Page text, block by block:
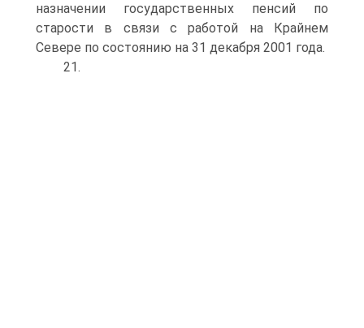
назначении государственных пенсий по
старости в связи с работой на Крайнем
Севере по состоянию на 31 декабря 2001 года.
21.